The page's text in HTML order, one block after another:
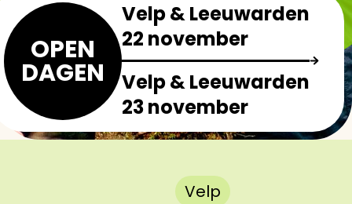
OPEN
DAGEN
Velp & Leeuwarden
22 november
Velp & Leeuwarden
23 november
Velp